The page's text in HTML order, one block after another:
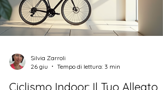
Tempo di lettura: 3 min